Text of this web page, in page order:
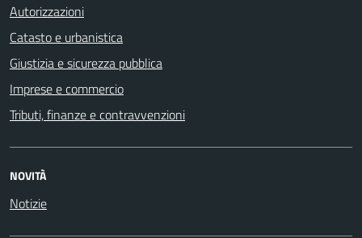
Autorizzazioni
Catasto e urbanistica
Giustizia e sicurezza pubblica
Imprese e commercio
Tributi, finanze e contravvenzioni
NOVITÀ
Notizie